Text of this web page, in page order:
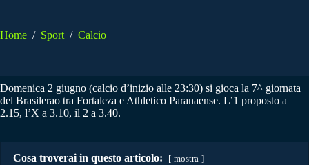
Home / Sport / Calcio
Domenica 2 giugno (calcio d’inizio alle 23:30) si gioca la 7^ giornata
del Brasilerao tra Fortaleza e Athletico Paranaense. L’1 proposto a
2.15, l’X a 3.10, il 2 a 3.40.
Cosa troverai in questo articolo: mostra